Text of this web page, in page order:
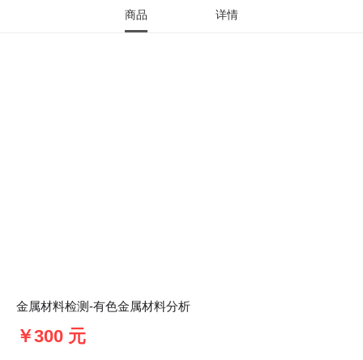
商品 详情
金属材料检测-有色金属材料分析
￥300 元